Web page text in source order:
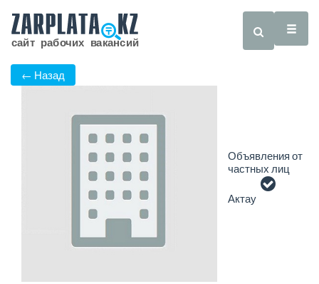
← Назад
Объявления от
частных лиц
Актау